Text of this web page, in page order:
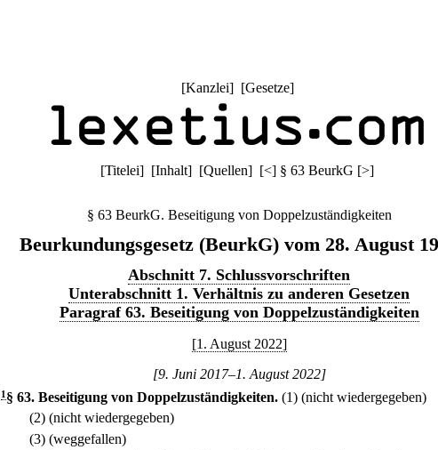
[Kanzlei] [Gesetze]
[Titelei] [Inhalt] [Quellen] [<] § 63 BeurkG [>]
§ 63 BeurkG. Beseitigung von Doppelzuständigkeiten
Beurkundungsgesetz (BeurkG) vom 28. August
Abschnitt 7. Schlussvorschriften
Unterabschnitt 1. Verhältnis zu anderen Gesetzen
Paragraf 63. Beseitigung von Doppelzuständigkeiten
[1. August 2022]
[9. Juni 2017–1. August 2022]
1 § 63. Beseitigung von Doppelzuständigkeiten. (1) (nicht wiedergegeben)
(2) (nicht wiedergegeben)
(3) (weggefallen)